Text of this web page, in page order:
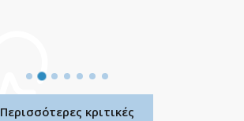
Περισσότερες κριτικές